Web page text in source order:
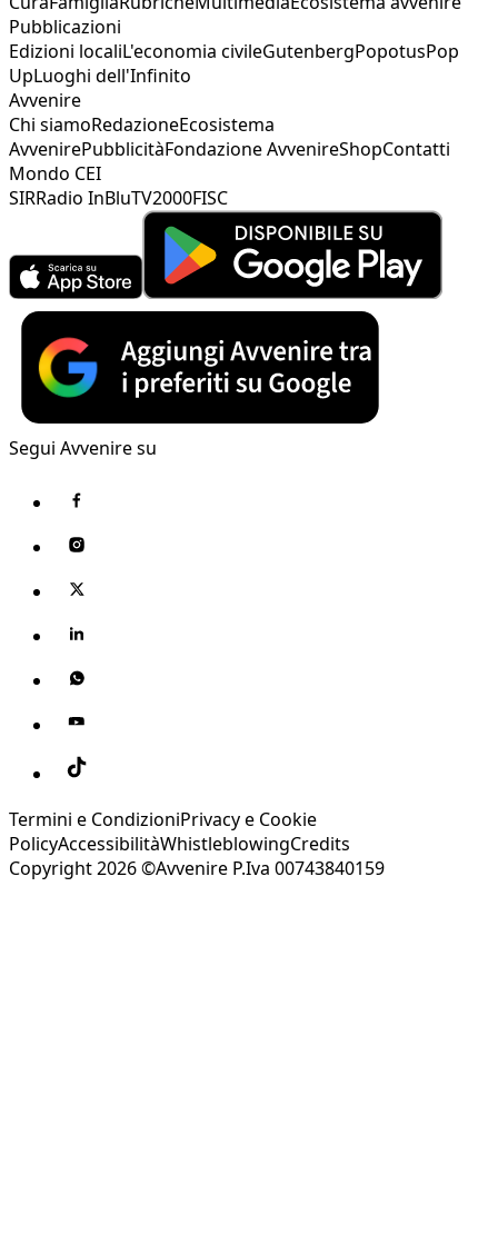
Pubblicazioni
Edizioni localiL'economia civileGutenbergPopotusPop
UpLuoghi dell'Infinito
Avvenire
Chi siamoRedazioneEcosistema
AvvenirePubblicitàFondazione AvvenireShopContatti
Mondo CEI
SIRRadio InBluTV2000FISC
Segui Avvenire su
Termini e CondizioniPrivacy e Cookie
PolicyAccessibilitàWhistleblowingCredits
Copyright 2026 ©Avvenire P.Iva 00743840159